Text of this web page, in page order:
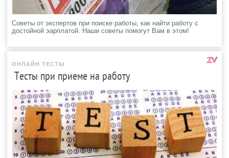
Советы от экспертов при поиске работы, как найти работу с
достойной эарплатой. Наши советы помогут Вам в этом!
ОНЛАЙН ТЕСТЫ
Тесты при приеме на работу